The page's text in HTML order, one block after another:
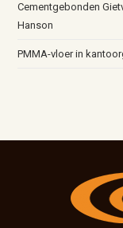
Cementgebonden
Hanson
PMMA-vloer in